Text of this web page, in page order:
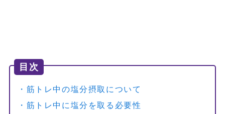
目次
・筋トレ中の塩分摂取について
・筋トレ中に塩分を取る必要性